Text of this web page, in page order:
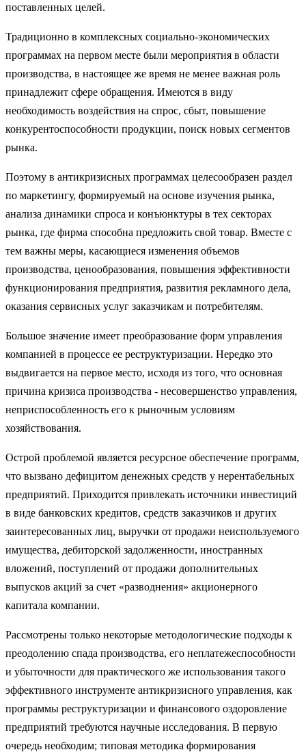
поставленных целей.
Традиционно в комплексных социально-экономических
программах на первом месте были мероприятия в области
производства, в настоящее же время не менее важная роль
принадлежит сфере обращения. Имеются в виду
необходимость воздействия на спрос, сбыт, повышение
конкурен­тоспособности продукции, поиск новых сегментов
рынка.
Поэтому в антикризисных программах целесообразен раздел
по мар­кетингу, формируемый на основе изучения рынка,
анализа динамики спроса и конъюнктуры в тех секторах
рынка, где фирма способна пред­ложить свой товар. Вместе с
тем важны меры, касающиеся изменения объемов
производства, ценообразования, повышения эффективности
функционирования предприятия, развития рекламного дела,
оказания сервисных услуг заказчикам и потребителям.
Большое значение имеет преобразование форм управления
компанией в процессе ее реструктуризации. Нередко это
выдвигается на первое место, исходя из того, что основная
причина кризиса производ­ства - несовершенство управления,
неприспособленность его к рыночным условиям
хозяйствования.
Острой проблемой является ресурсное обеспечение программ,
что вы­звано дефицитом денежных средств у нерентабельных
предприятий. Приходится привлекать источники инвестиций
в виде банковских креди­тов, средств заказчиков и других
заинтересованных лиц, выручки от про­дажи неиспользуемого
имущества, дебиторской задолженности, ино­странных
вложений, поступлений от продажи дополнительных
выпусков акций за счет «разводнения» акционерного
капитала компании.
Рассмотрены только некоторые методологические подходы к
пре­одолению спада производства, его неплатежеспособности
и убыточности для практического же использования такого
эффективного инструменте антикризисного управления, как
программы реструктуризации и финансового оздоровление
предпри­ятий требуются научные исследования. В первую
очередь необходим; типовая методика формирования